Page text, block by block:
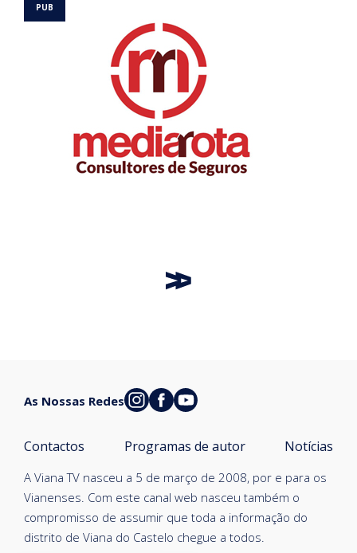
A Viana TV nasceu a 5 de março de 2008, por e para os
Vianenses. Com este canal web nasceu também o
compromisso de assumir que toda a informação do
distrito de Viana do Castelo chegue a todos.
Contactos Programas de autor Notícias
As Nossas Redes